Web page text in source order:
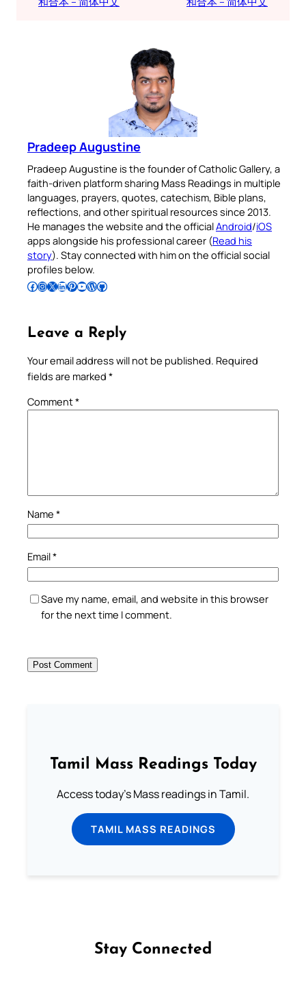
Pradeep Augustine
Pradeep Augustine is the founder of Catholic Gallery, a
faith-driven platform sharing Mass Readings in multiple
languages, prayers, quotes, catechism, Bible plans,
reflections, and other spiritual resources since 2013.
He manages the website and the officialAndroid/iOS
apps alongside his professional career (Read his
story). Stay connected with him on the official social
profiles below.
Follow Pradeep on Facebook Follow Pradeep on InstagramFollow Pradeep on X Follow Pradeep on LinkedIn Follow Pradeep on Pinterest Subscribe to Pradeep’s Youtube Channel Follow Pradeep on WordPress Follow Pradeep on GitHub
Leave a Reply
Your email address will not be published. Required
fields are marked *
Comment*
Name *
Email*
Save my name, email, and website in this browser
for the next time I comment.
Tamil Mass Readings Today
Access today's Mass readings in Tamil.
TAMIL MASS READINGS
Stay Connected